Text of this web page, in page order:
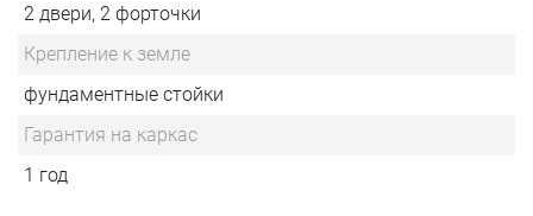
2 двери, 2 форточки
Крепление к земле
фундаментные стойки
Гарантия на каркас
1 год